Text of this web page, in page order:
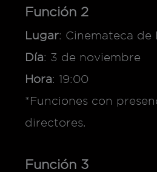
Función 2
Lugar: Cinemateca de
Día: 3 de noviembre
Hora: 19:00
*Funciones con
directores.
Función 3